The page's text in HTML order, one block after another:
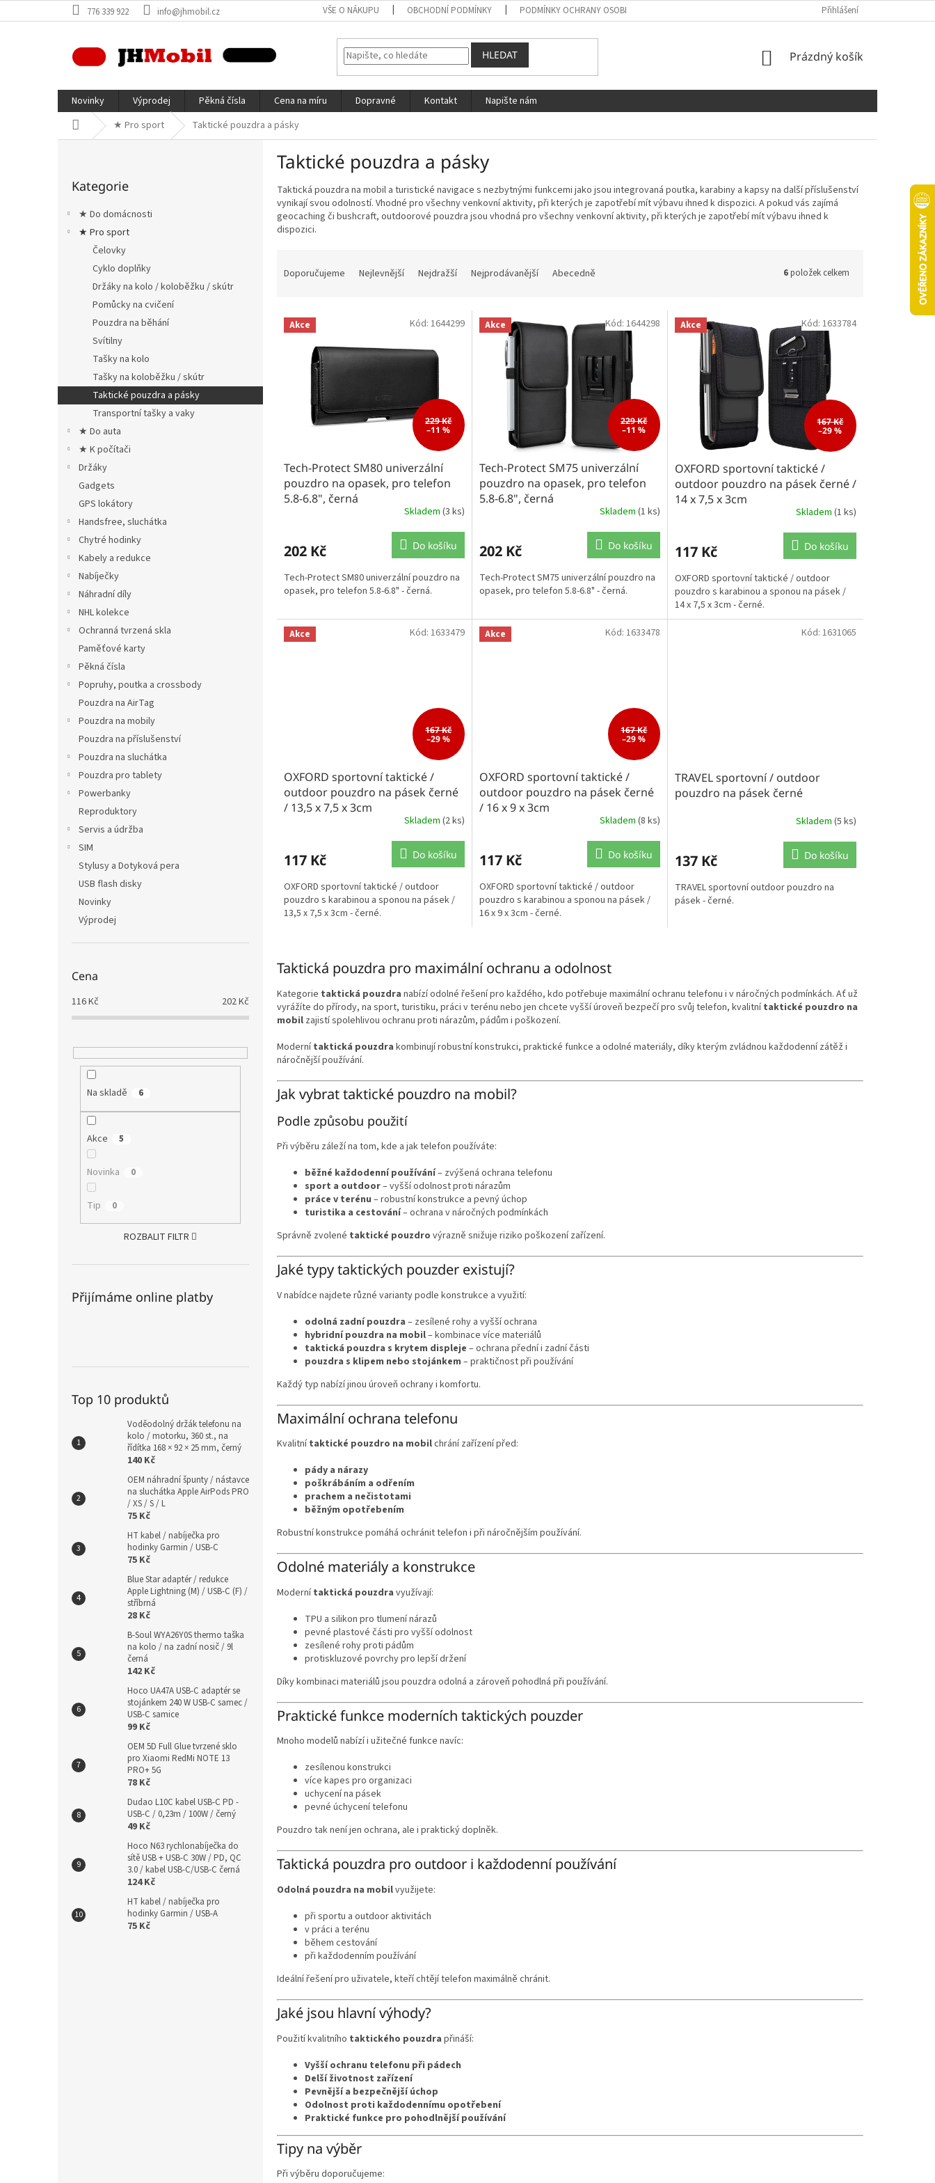
na
776 339 922 info@jhmobil.cz VŠE O NÁKUPU OBCHODNÍ PODMÍNKY PODMÍNKY OCHRANY OSOBNÍCH ÚDAJŮ Přihlášení
HLEDAT
NÁKUPNÍ
Prázdný košík
Novinky Výprodej Pěkná čísla Cena na míru Dopravné Kontakt
Napište nám
Domů ★ Pro sport Taktické pouzdra a pásky
kategorie
Kategorie
★ Do domácnosti
★ Pro sport
Čelovky
Cyklo doplňky
Držáky na kolo / koloběžku / skútr
Pomůcky na cvičení
Pouzdra na běhání
Svítilny
Tašky na kolo
Tašky na koloběžku / skútr
Taktické pouzdra a pásky
Transportní tašky a vaky
★ Do auta
★ K počítači
Držáky
Gadgets
GPS lokátory
Handsfree, sluchátka
Chytré hodinky
Kabely a redukce
Nabíječky
Náhradní díly
NHL kolekce
Ochranná tvrzená skla
Paměťové karty
Pěkná čísla
Popruhy, poutka a crossbody
Pouzdra na AirTag
Pouzdra na mobily
Pouzdra na příslušenství
Pouzdra na sluchátka
Pouzdra pro tablety
Powerbanky
Reproduktory
Servis a údržba
SIM
Stylusy a Dotyková pera
USB flash disky
Novinky
Výprodej
Cena
116Kč 202Kč
Na skladě 6
Akce 5
Novinka 0
Tip 0
ROZBALIT FILTR
Přijímáme online platby
Top 10 produktů
Voděodolný držák telefonu na
kolo / motorku, 360 st., na
řídítka 168 × 92 × 25 mm, černý
140 Kč
OEM náhradní špunty / nástavce
na sluchátka Apple AirPods PRO
/ XS / S / L
75 Kč
HT kabel / nabíječka pro
hodinky Garmin / USB-C
75 Kč
Blue Star adaptér / redukce
Apple Lightning (M) / USB-C (F) /
stříbrná
28 Kč
B-Soul WYA26Y0S thermo taška
na kolo / na zadní nosič / 9l
černá
142 Kč
Hoco UA47A USB-C adaptér se
stojánkem 240 W USB-C samec /
USB-C samice
99 Kč
OEM 5D Full Glue tvrzené sklo
pro Xiaomi RedMi NOTE 13
PRO+ 5G
78 Kč
Dudao L10C kabel USB-C PD -
USB-C / 0,23m / 100W / černý
49 Kč
Hoco N63 rychlonabíječka do
sítě USB + USB-C 30W / PD, QC
3.0 / kabel USB-C/USB-C černá
124 Kč
HT kabel / nabíječka pro
hodinky Garmin / USB-A
75 Kč
Taktické pouzdra a pásky
Taktická pouzdra na mobil a turistické navigace s nezbytnými funkcemi jako jsou integrovaná poutka, karabiny a kapsy na další příslušenství
vynikají svou odolností. Vhodné pro všechny venkovní aktivity, při kterých je zapotřebí mít výbavu ihned k dispozici. A pokud vás zajímá
geocaching či bushcraft, outdoorové pouzdra jsou vhodná pro všechny venkovní aktivity, při kterých je zapotřebí mít výbavu ihned k
dispozici.
n
Doporučujeme Nejlevnější Nejdražší Nejprodávanější Abecedně 6položek celkem
V Akce
229 Kč
–11 %
Tech-Protect SM80 univerzální
pouzdro na opasek, pro telefon
5.8-6.8", černá
Skladem (3 ks)
202 Kč Do košíku
Tech-Protect SM80 univerzální pouzdro na
opasek, pro telefon 5.8-6.8" - černá.
Kód: 1644299 Akce
229 Kč
–11 %
Tech-Protect SM75 univerzální
pouzdro na opasek, pro telefon
5.8-6.8", černá
Skladem (1 ks)
202 Kč Do košíku
Tech-Protect SM75 univerzální pouzdro na
opasek, pro telefon 5.8-6.8" - černá.
Kód: 1644298 Akce
167 Kč
–29 %
OXFORD sportovní taktické /
outdoor pouzdro na pásek černé /
14 x 7,5 x 3cm
Skladem (1 ks)
117 Kč Do košíku
OXFORD sportovní taktické / outdoor
pouzdro s karabinou a sponou na pásek /
14 x 7,5 x 3cm - černé.
Kód: 1633784
Akce
167 Kč
–29 %
OXFORD sportovní taktické /
outdoor pouzdro na pásek černé
/ 13,5 x 7,5 x 3cm
Skladem (2 ks)
117 Kč Do košíku
OXFORD sportovní taktické / outdoor
pouzdro s karabinou a sponou na pásek /
13,5 x 7,5 x 3cm - černé.
Kód: 1633479 Akce
167 Kč
–29 %
OXFORD sportovní taktické /
outdoor pouzdro na pásek černé
/ 16 x 9 x 3cm
Skladem (8 ks)
117 Kč Do košíku
OXFORD sportovní taktické / outdoor
pouzdro s karabinou a sponou na pásek /
16 x 9 x 3cm - černé.
Kód: 1633478
TRAVEL sportovní / outdoor
pouzdro na pásek černé
Skladem (5 ks)
137 Kč Do košíku
TRAVEL sportovní outdoor pouzdro na
pásek - černé.
Kód: 1631065
v
l
d
a
p
v
Taktická pouzdra pro maximální ochranu a odolnost
Kategorie taktická pouzdra nabízí odolné řešení pro každého, kdo potřebuje maximální ochranu telefonu i v náročných podmínkách. Ať už
vyrážíte do přírody, na sport, turistiku, práci v terénu nebo jen chcete vyšší úroveň bezpečí pro svůj telefon, kvalitnítaktické pouzdro na
mobil zajistí spolehlivou ochranu proti nárazům, pádům i poškození.
Modernítaktická pouzdra kombinují robustní konstrukci, praktické funkce a odolné materiály, díky kterým zvládnou každodenní zátěž i
náročnější používání.
Jak vybrat taktické pouzdro na mobil?
Podle způsobu použití
Při výběru záleží na tom, kde a jak telefon používáte:
běžné každodenní používání– zvýšená ochrana telefonu
sport a outdoor– vyšší odolnost proti nárazům
práce v terénu – robustní konstrukce a pevný úchop
turistika a cestování– ochrana v náročných podmínkách
Správně zvolené taktické pouzdro výrazně snižuje riziko poškození zařízení.
Jaké typy taktických pouzder existují?
V nabídce najdete různé varianty podle konstrukce a využití:
odolná zadní pouzdra – zesílené rohy a vyšší ochrana
hybridní pouzdra na mobil– kombinace více materiálů
taktická pouzdra s krytem displeje – ochrana přední i zadní části
pouzdra s klipem nebo stojánkem – praktičnost při používání
Každý typ nabízí jinou úroveň ochrany i komfortu.
Maximální ochrana telefonu
Kvalitnítaktické pouzdro na mobilchrání zařízení před:
pády a nárazy
poškrábáním a odřením
prachem a nečistotami
běžným opotřebením
Robustní konstrukce pomáhá ochránit telefon i při náročnějším používání.
Odolné materiály a konstrukce
Modernítaktická pouzdra využívají:
TPU a silikon pro tlumení nárazů
pevné plastové části pro vyšší odolnost
zesílené rohy proti pádům
protiskluzové povrchy pro lepší držení
Díky kombinaci materiálů jsou pouzdra odolná a zároveň pohodlná při používání.
Praktické funkce moderních taktických pouzder
Mnoho modelů nabízí i užitečné funkce navíc:
zesílenou konstrukci
více kapes pro organizaci
uchycení na pásek
pevné úchycení telefonu
Pouzdro tak není jen ochrana, ale i praktický doplněk.
Taktická pouzdra pro outdoor i každodenní používání
Odolná pouzdra na mobilvyužijete:
při sportu a outdoor aktivitách
v práci a terénu
během cestování
při každodenním používání
Ideální řešení pro uživatele, kteří chtějí telefon maximálně chránit.
Jaké jsou hlavní výhody?
Použití kvalitního taktického pouzdra přináší:
Vyšší ochranu telefonu při pádech
Delší životnost zařízení
Pevnější a bezpečnější úchop
Odolnost proti každodennímu opotřebení
Praktické funkce pro pohodlnější používání
Tipy na výběr
Při výběru doporučujeme: